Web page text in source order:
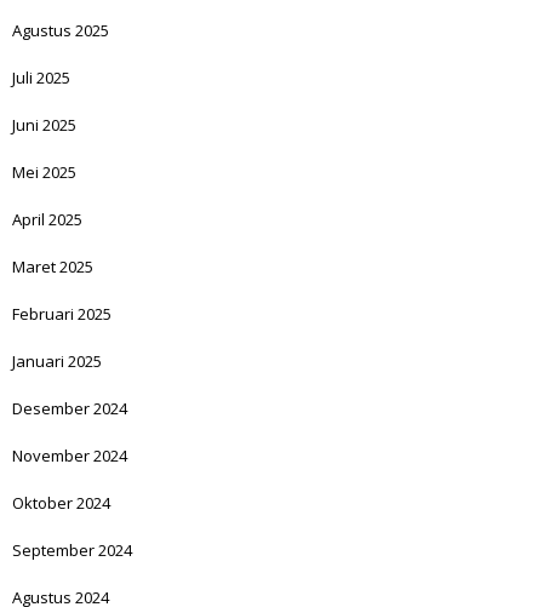
Agustus 2025
Juli 2025
Juni 2025
Mei 2025
April 2025
Maret 2025
Februari 2025
Januari 2025
Desember 2024
November 2024
Oktober 2024
September 2024
Agustus 2024